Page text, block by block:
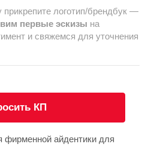
прикрепите логотип/брендбук —
первые эскизы на
и свяжемся для уточнения
КП
фирменной айдентики для